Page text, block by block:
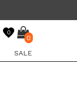
0
0
SALE